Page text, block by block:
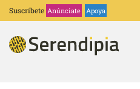
Suscríbete Anúnciate Apoya